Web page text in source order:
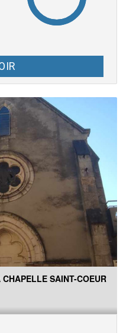
sarthois, un film documentaire
basket de quartier , celui de La
SAINT-COEUR